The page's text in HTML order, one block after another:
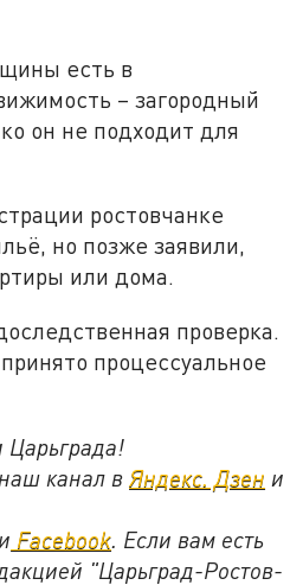
есть в
– загородный
он не подходит для
ростовчанке
но позже заявили,
или дома.
проверка.
процессуальное
Царьграда!
канал в Яндекс. Дзен и
и Facebook . Если вам есть
"Царьград-Ростов-